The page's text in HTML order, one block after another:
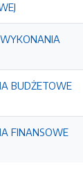
BUDŻETOWE
FINANSOWE